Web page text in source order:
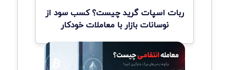
ربات اسپات گرید چیست؟ کسب سود از
نوسانات بازار با معاملات خودکار